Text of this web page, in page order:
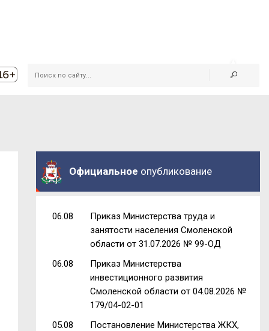
Официальное опубликование
06.08
Приказ Министерства труда и
занятости населения Смоленской
области от 31.07.2026 № 99-ОД
06.08
Приказ Министерства
инвестиционного развития
Смоленской области от 04.08.2026 №
179/04-02-01
05.08
Постановление Министерства ЖКХ,